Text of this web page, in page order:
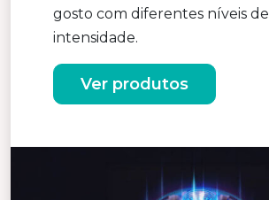
gosto com diferentes níveis de
intensidade.
Ver produtos